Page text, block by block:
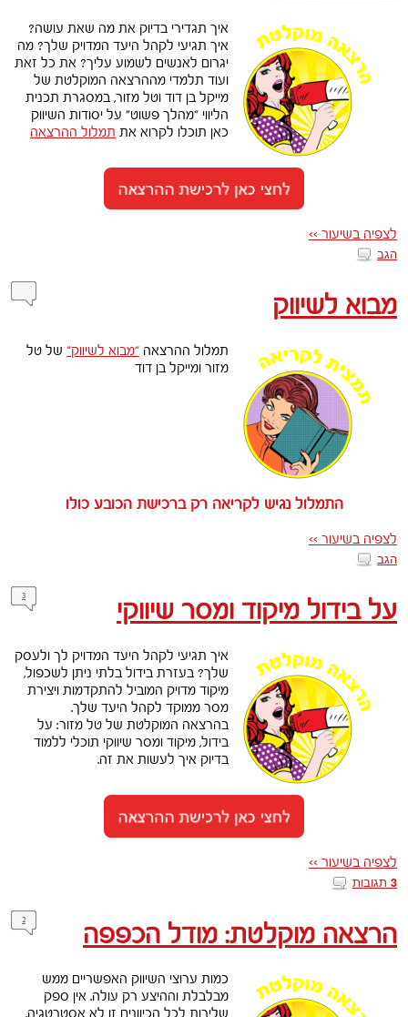
איך תגדירי בדיוק את מה שאת עושה?
איך תגיעי לקהל היעד המדויק שלך? מה
יגרום לאנשים לשמוע עליך? את כל זאת
ועוד תלמדי מההרצאה המוקלטת של
מייקל בן דוד וטל מזור, במסגרת תכנית
הליווי “מהלך פשוט” על יסודות השיווק
כאן תוכלו לקרוא את תמלול ההרצאה
לצפיה בשיעור >>
הגב
מבוא לשיווק
תמלול ההרצאה “מבוא לשיווק” של טל
מזור ומייקל בן דוד
התמלול נגיש לקריאה רק ברכישת הכובע כולו
לצפיה בשיעור >>
הגב
על בידול מיקוד ומסר שיווקי
3
איך תגיעי לקהל היעד המדויק לך ולעסק
שלך? בעזרת בידול בלתי ניתן לשכפול,
מיקוד מדויק המוביל להתקדמות ויצירת
מסר ממוקד לקהל היעד שלך.
בהרצאה המוקלטת של טל מזור: על
בידול, מיקוד ומסר שיווקי תוכלי ללמוד
בדיוק איך לעשות את זה.
לצפיה בשיעור >>
3 תגובות
הרצאה מוקלטת: מודל הכפפה
2
כמות ערוצי השיווק האפשריים ממש
מבלבלת וההיצע רק עולה. אין ספק